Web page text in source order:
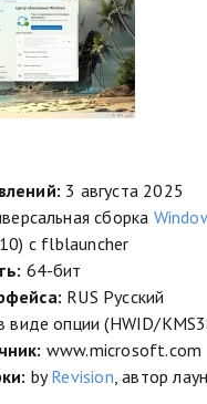
3 августа 2025
сборка
с flblauncher
64-бит
RUS Русский
виде опции (HWID/
www.microsoft.com
byRevision, автор